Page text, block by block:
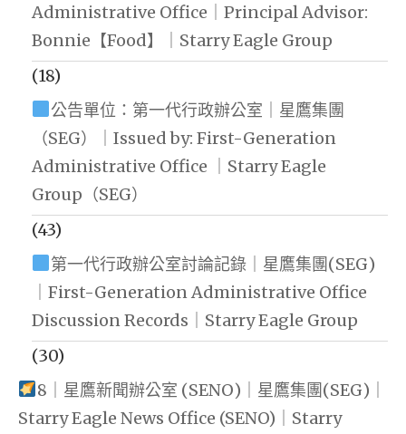
Administrative Office｜Principal Advisor:
Bonnie【Food】｜Starry Eagle Group
(18)
公告單位：第一代行政辦公室｜星鷹集團
（SEG）｜Issued by: First-Generation
Administrative Office ｜Starry Eagle
Group（SEG）
(43)
第一代行政辦公室討論記錄｜星鷹集團(SEG)
｜First-Generation Administrative Office
Discussion Records｜Starry Eagle Group
(30)
8｜星鷹新聞辦公室 (SENO)｜星鷹集團(SEG)｜
Starry Eagle News Office (SENO)｜Starry